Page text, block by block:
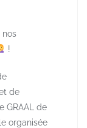
nos
!
de
GRAAL de
organisée